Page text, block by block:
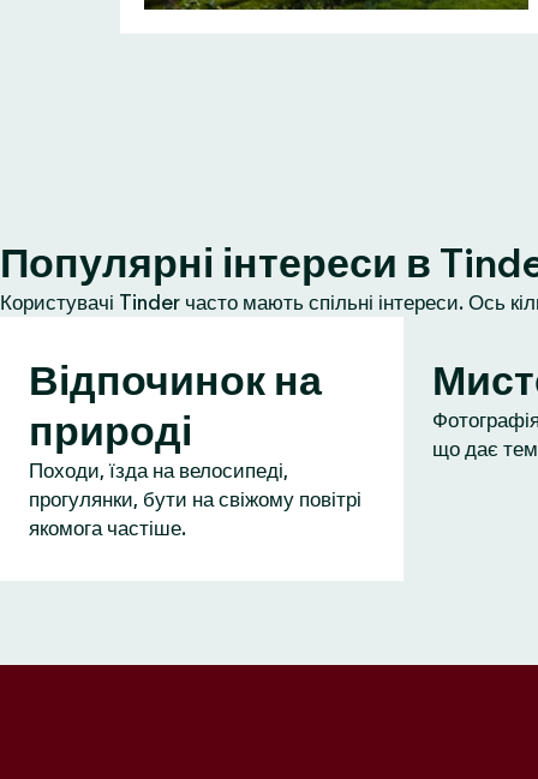
Популярні інтереси в
Користувачі Tinder часто мають спільні інтереси. Ось
Відпочинок на
природі
Походи, їзда на велосипеді,
прогулянки, бути на свіжому повітрі
якомога частіше.
що дає